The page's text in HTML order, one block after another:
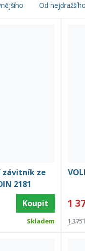
Od nejdražšího
závitník ze
2181
Koupit
Skladem
1
1 375